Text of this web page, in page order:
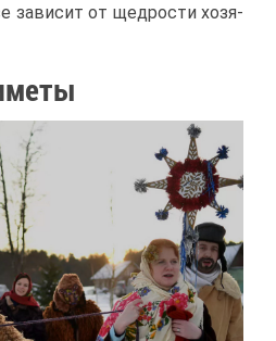
за­ви­сит от щед­ро­сти хо­зя­